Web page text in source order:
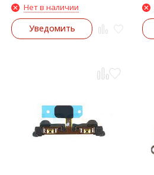
Нет в наличии
Уведомить